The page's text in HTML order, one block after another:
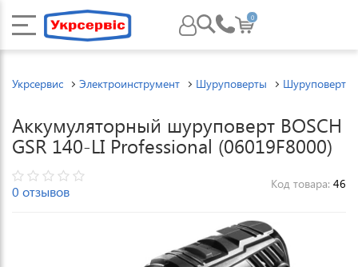
0
Укрсервис Электроинструмент Шуруповерты Шуруповерты
Аккумуляторный шуруповерт BOSCH
GSR 140-LI Professional (06019F8000)
0 отзывов Код товара: 46